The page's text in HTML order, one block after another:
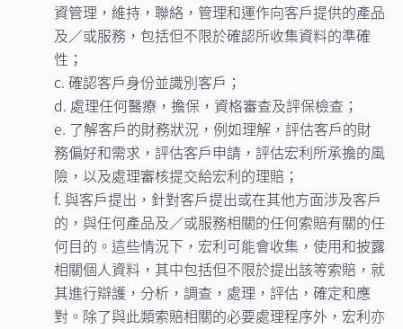
資管理，維持，聯絡，管理和運作向客戶提供的產品
及／或服務，包括但不限於確認所收集資料的準確
性；
c. 確認客戶身份並識別客戶；
d. 處理任何醫療，擔保，資格審查及評保檢查；
e. 了解客戶的財務狀況，例如理解，評估客戶的財
務偏好和需求，評估客戶申請，評估宏利所承擔的風
險，以及處理審核提交給宏利的理賠；
f. 與客戶提出，針對客戶提出或在其他方面涉及客戶
的，與任何產品及／或服務相關的任何索賠有關的任
何目的。這些情況下，宏利可能會收集，使用和披露
相關個人資料，其中包括但不限於提出該等索賠，就
其進行辯護，分析，調查，處理，評估，確定和應
對。除了與此類索賠相關的必要處理程序外，宏利亦